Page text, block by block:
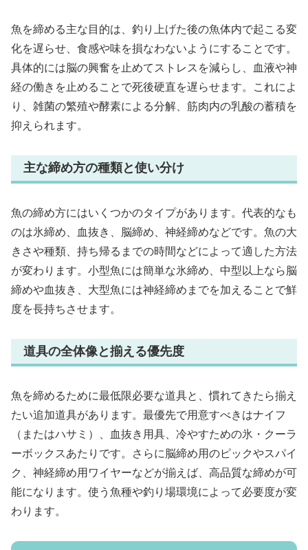
魚を締める主な目的は、釣り上げた後の魚体内で起こる変
化を遅らせ、食感や味を損なわないようにすることです。
具体的には脳の興奮を止めてストレスを減らし、血液や神
経の働きを止めることで死後硬直を遅らせます。これによ
り、雑菌の繁殖や酵素による分解、筋肉内の乳酸の蓄積を
抑えられます。
主な締め方の種類と使い分け
魚の締め方にはいくつかのタイプがあります。代表的なも
のは氷締め、血抜き、脳締め、神経締めなどです。魚の大
きさや種類、持ち帰るまでの時間などによって適した方法
が変わります。小型魚には簡単な氷締め、中型以上なら脳
締めや血抜き、大型魚には神経締めまでを加えることで鮮
度を長持ちさせます。
道具の全体像と揃える優先度
魚を締めるために最低限必要な道具と、慣れてきたら揃え
たい追加道具があります。最優先で用意すべきはナイフ
（またはハサミ）、血抜き用具、冷やすための氷・クーラ
ーボックスあたりです。さらに脳締め用のピックやスパイ
ク、神経締め用ワイヤーなどが揃えば、高品質な締めが可
能になります。使う魚種や釣り場環境によって必要度が変
わります。